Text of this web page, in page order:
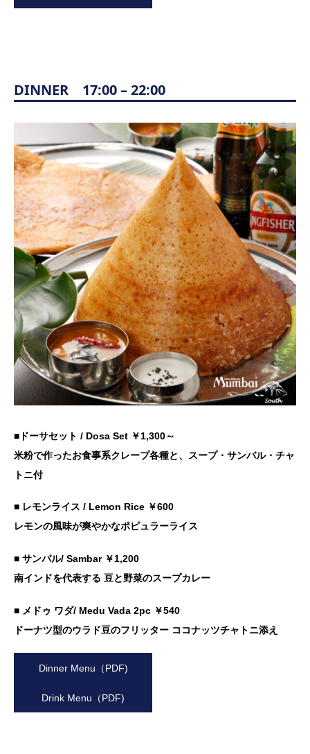
DINNER 17:00 – 22:00
■ドーサセット / Dosa Set ￥1,300～
米粉で作ったお食事系クレープ各種と、スープ・サンバル・チャ
トニ付
■ レモンライス / Lemon Rice ￥600
レモンの風味が爽やかなポピュラーライス
■ サンバル/ Sambar ￥1,200
南インドを代表する 豆と野菜のスープカレー
■ メドゥ ワダ/ Medu Vada 2pc ￥540
ドーナツ型のウラド豆のフリッター ココナッツチャトニ添え
Dinner Menu（PDF)
Drink Menu（PDF)